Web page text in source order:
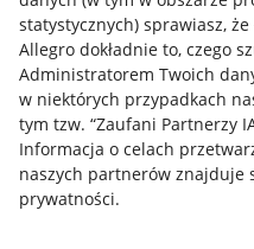
statystycznych) sprawiasz,
Allegro dokładnie to, czego
Administratorem Twoich
w niektórych przypadkach
tym tzw. “Zaufani Partnerzy
Informacja o celach
naszych partnerów znajduje
prywatności.
Przydatne informacje
Jak to działa
Napisz do nas